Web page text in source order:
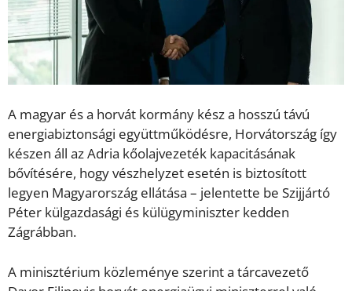
A magyar és a horvát kormány kész a hosszú távú
energiabiztonsági együttműködésre, Horvátország így
készen áll az Adria kőolajvezeték kapacitásának
bővítésére, hogy vészhelyzet esetén is biztosított
legyen Magyarország ellátása – jelentette be Szijjártó
Péter külgazdasági és külügyminiszter kedden
Zágrábban.
A minisztérium közleménye szerint a tárcavezető